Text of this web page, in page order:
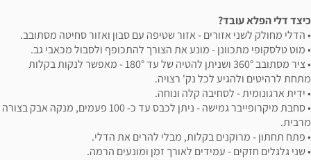
כיצד דלי הפלא עובד?
• הדלי מחולק לשני אזורים - אזור שטיפה עם סבון ואזור סחיטה מסתובב.
• מוט טלסקופי מתכוונן - מונע את הצורך להתכופף ולסבול מכאבי גב.
• ציר מסתובב 360° ושניתן להטיה של עד 180° - מאפשר לנקות בקלות
מתחת לרהיטים ולהגיע לכל נק' רצויה.
• ידית ארגונומית - לסחיבה קלה ונוחה.
• סחבת מיקרופייבר גמישה - ניתן לכבס עד כ- 100 פעמים, מנקה אבק בצורה
מרבית.
• פתח תחתון - מרוקנים בקלות, מבלי להרים את הדלי.
• שני גלגלים חזקים - עמידים לאורך זמן ומונעים הרמה.